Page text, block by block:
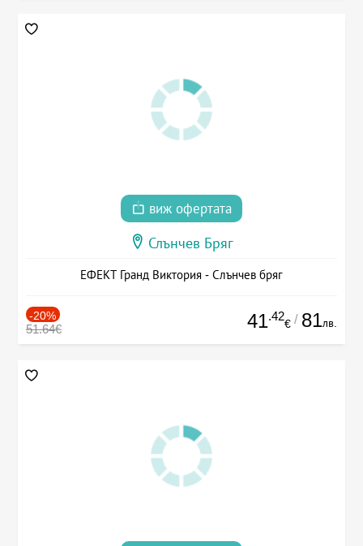
виж офертата
Слънчев Бряг
ЕФЕКТ Гранд Виктория - Слънчев бряг
-20%
51.64€ 41.42
€ / 81лв.